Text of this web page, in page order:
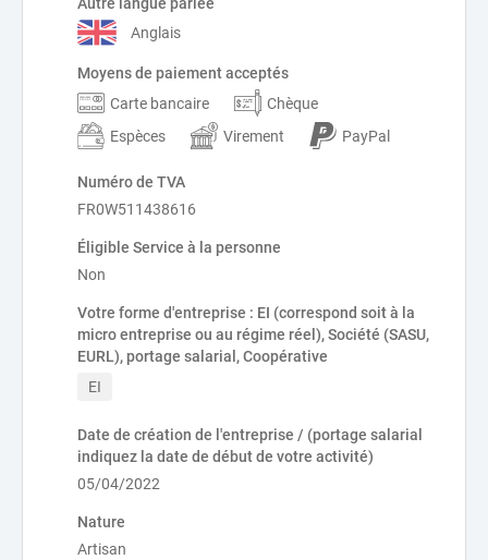
Anglais
Moyens de paiement acceptés
Carte bancaire
Chèque
Espèces
Virement PayPal
Numéro de TVA
FR0W511438616
Éligible Service à la personne
Non
Votre forme d'entreprise : EI (correspond soit à la
micro entreprise ou au régime réel), Société (SASU,
EURL), portage salarial, Coopérative
EI
Date de création de l'entreprise / (portage salarial
indiquez la date de début de votre activité)
05/04/2022
Nature
Artisan